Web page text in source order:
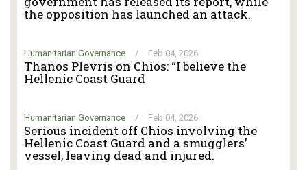
the opposition has launched an attack.
Humanitarian Governance / Feb 04, 2026
Thanos Plevris on Chios: “I believe the
Hellenic Coast Guard
Humanitarian Governance / Feb 04, 2026
Serious incident off Chios involving the
Hellenic Coast Guard and a smugglers’
vessel, leaving dead and injured.